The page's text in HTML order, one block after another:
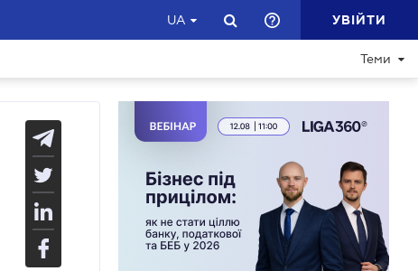
UA УВІЙТИ
Теми